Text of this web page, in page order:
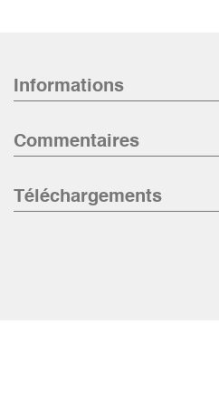
Informations
Commentaires
Téléchargements